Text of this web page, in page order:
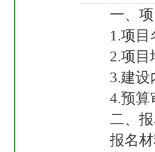
一、
1.项
2.项
3.建设
4.预算
二、
报名材